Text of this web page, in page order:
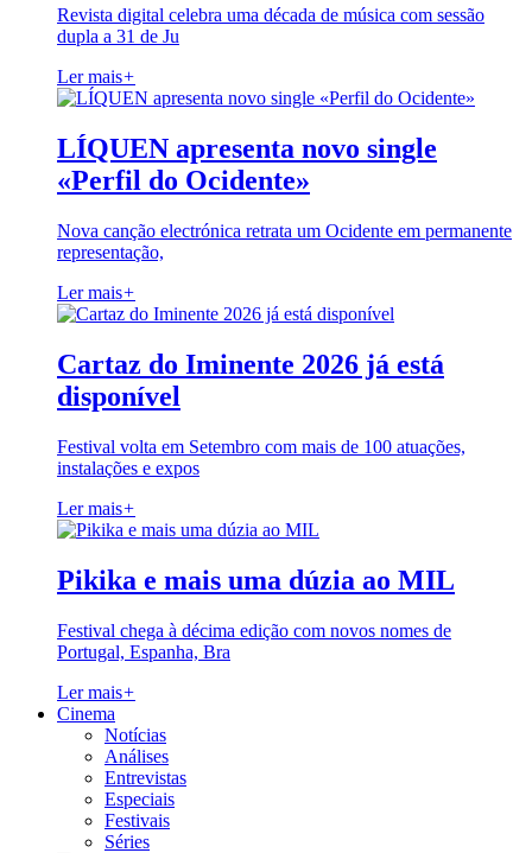
Revista digital celebra uma década de música com sessão
dupla a 31 de Ju
Ler mais+
LÍQUEN apresenta novo single
«Perfil do Ocidente»
Nova canção electrónica retrata um Ocidente em permanente
representação,
Ler mais+
Cartaz do Iminente 2026 já está
disponível
Festival volta em Setembro com mais de 100 atuações,
instalações e expos
Ler mais+
Pikika e mais uma dúzia ao MIL
Festival chega à décima edição com novos nomes de
Portugal, Espanha, Bra
Ler mais+
Cinema
Notícias
Análises
Entrevistas
Especiais
Festivais
Séries